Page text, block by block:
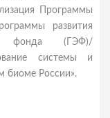
Программы
развития
фонда (ГЭФ)/
системы и
биоме России».